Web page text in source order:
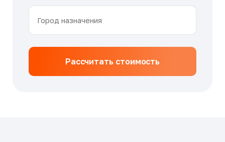
Рассчитать стоимость